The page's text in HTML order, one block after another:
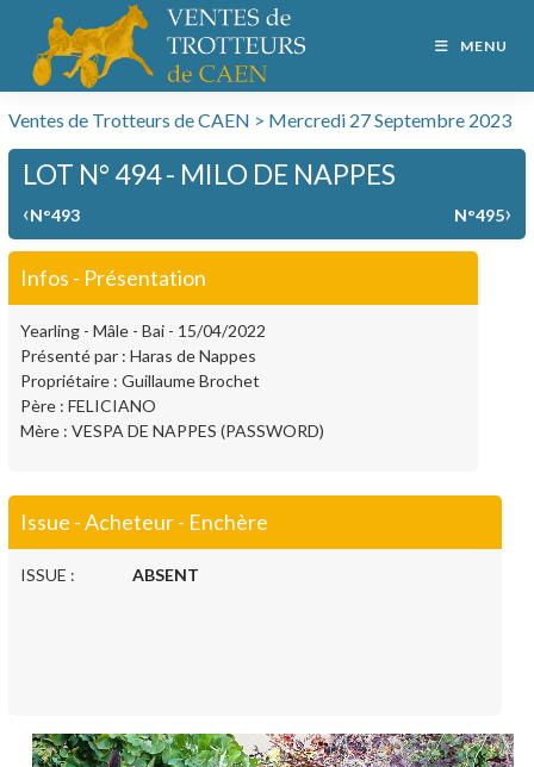
MENU
Ventes de Trotteurs de CAEN > Mercredi 27 Septembre 2023
LOT N° 494 - MILO DE NAPPES
‹N°493 N°495›
Infos - Présentation
Yearling - Mâle - Bai - 15/04/2022
Présenté par : Haras de Nappes
Propriétaire : Guillaume Brochet
Père : FELICIANO
Mère : VESPA DE NAPPES (PASSWORD)
Issue - Acheteur - Enchère
ISSUE : ABSENT